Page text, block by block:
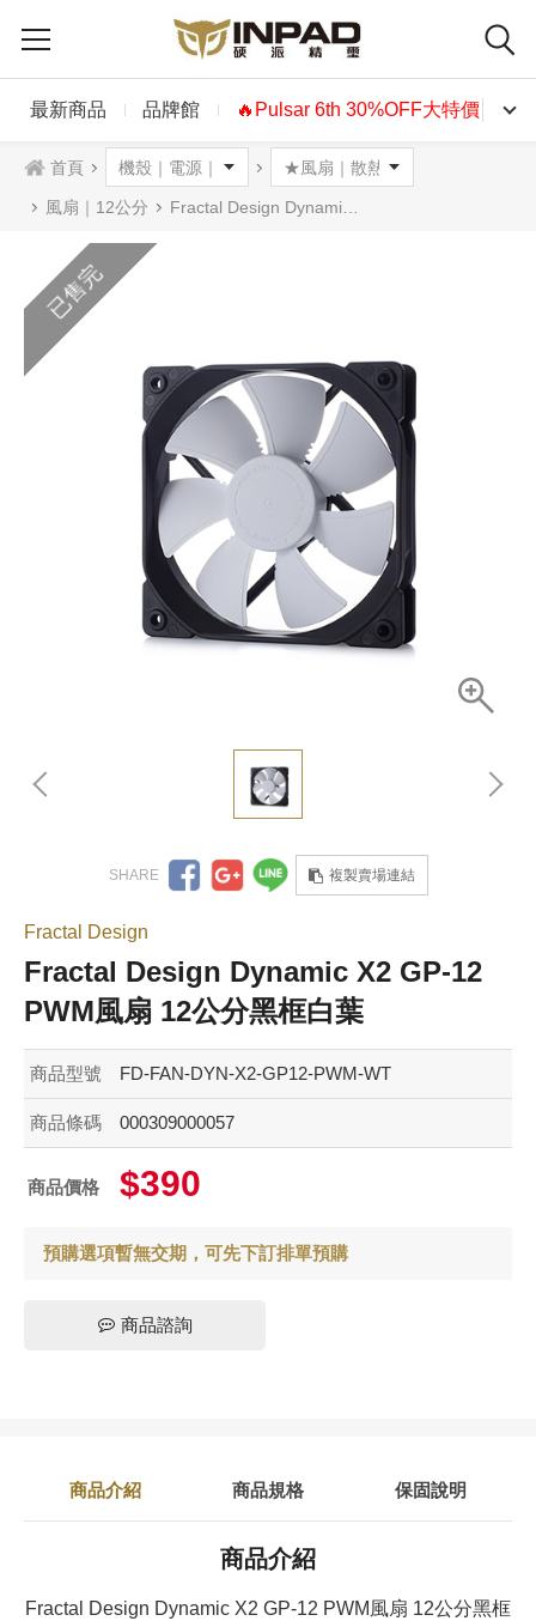
最新商品 品牌館 🔥Pulsar 6th 30%OFF大特價🔥
首頁
風扇｜12公分 Fractal Design Dynamic X2 GP-12 PWM風扇 12公分黑框白葉
已售完
複製賣場連結
Fractal Design
Fractal Design Dynamic X2 GP-12
PWM風扇 12公分黑框白葉
商品型號 FD-FAN-DYN-X2-GP12-PWM-WT
商品條碼 000309000057
商品價格 $390
預購選項暫無交期，可先下訂排單預購
商品諮詢
商品介紹 商品規格 保固說明
商品介紹
Fractal Design Dynamic X2 GP-12 PWM風扇 12公分黑框